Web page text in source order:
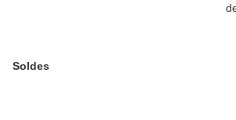
Soldes